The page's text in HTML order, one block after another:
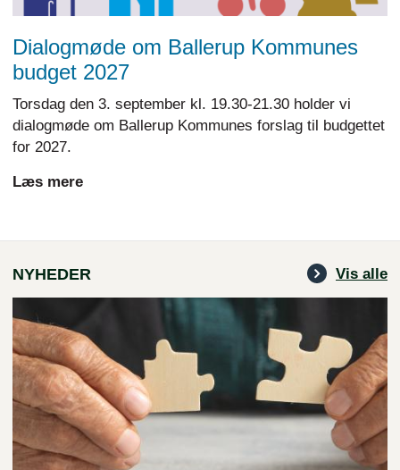
Dialogmøde om Ballerup Kommunes
budget 2027
Torsdag den 3. september kl. 19.30-21.30 holder vi
dialogmøde om Ballerup Kommunes forslag til budgettet
for 2027.
Læs mere
NYHEDER Vis alle